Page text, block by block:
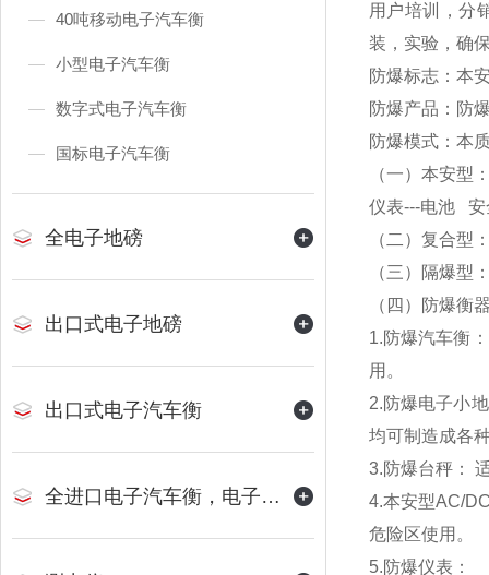
40吨移动电子汽车衡
小型电子汽车衡
数字式电子汽车衡
国标电子汽车衡
全电子地磅
出口式电子地磅
出口式电子汽车衡
全进口电子汽车衡，电子地磅
用户培训，分
装，实验，确
防爆标志：本
防爆产品：防
防爆模式：本
（一）本安
仪表---电池 安
（二）复合
（三）隔爆型
（四）防爆衡
1.防爆汽车衡
用。
2.防爆电子小
均可制造成各
3.防爆台秤：
4.本安型AC/
危险区使用。
5.防爆仪表：